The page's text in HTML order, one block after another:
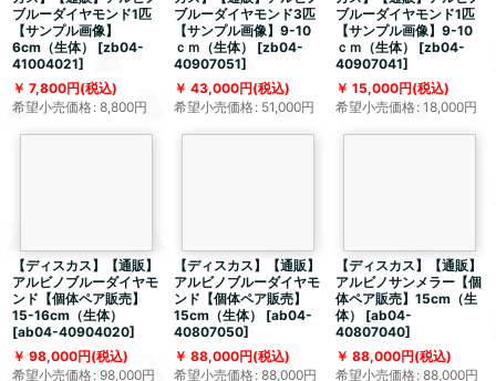
ブルーダイヤモンド1匹
【サンプル画像】
6cm（生体）
[zb04-
41004021]
7,800円(税込)
希望小売価格: 8,800円
ブルーダイヤモンド3匹
【サンプル画像】9-10
ｃｍ（生体）
[zb04-
40907051]
43,000円(税込)
希望小売価格: 51,000円
ブルーダイヤモンド1匹
【サンプル画像】9-10
ｃｍ（生体）
[zb04-
40907041]
15,000円(税込)
希望小売価格: 18,000円
【ディスカス】【通販】
アルビノブルーダイヤモ
ンド【個体ペア販売】
15-16cm（生体）
[ab04-40904020]
98,000円(税込)
希望小売価格: 98,000円
【ディスカス】【通販】
アルビノブルーダイヤモ
ンド【個体ペア販売】
15cm（生体）
[ab04-
40807050]
88,000円(税込)
希望小売価格: 88,000円
【ディスカス】【通販】
アルビノサンメラー【個
体ペア販売】15cm（生
体）
[ab04-
40807040]
88,000円(税込)
希望小売価格 : 88,000円